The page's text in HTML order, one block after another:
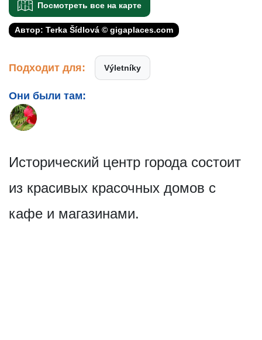
Посмотреть все на карте
Автор: Terka Šídlová © gigaplaces.com
Подходит для: Výletníky
Они были там:
Исторический центр города состоит
из красивых красочных домов с
кафе и магазинами.